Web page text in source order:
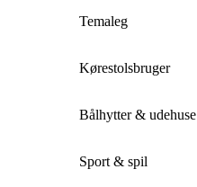
Temaleg
Kørestolsbruger
Bålhytter & udehuse
Sport & spil